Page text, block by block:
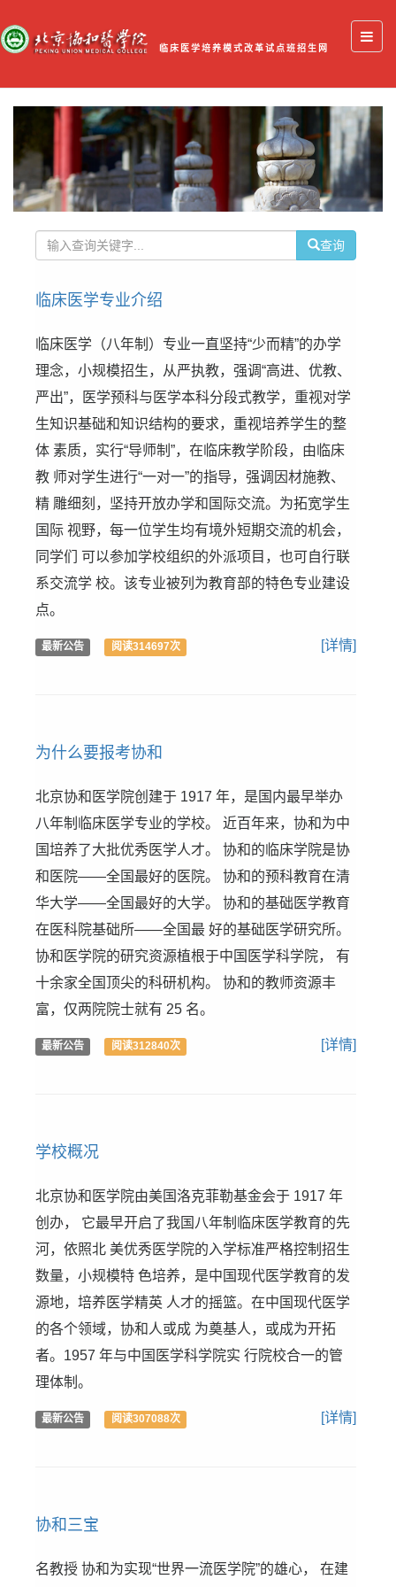
临床医学培养模式改革试点班招生网
查询
临床医学专业介绍
临床医学（八年制）专业一直坚持“少而精”的办学
理念，小规模招生，从严执教，强调“高进、优教、
严出”，医学预科与医学本科分段式教学，重视对学
生知识基础和知识结构的要求，重视培养学生的整
体 素质，实行“导师制”，在临床教学阶段，由临床
教 师对学生进行“一对一”的指导，强调因材施教、
精 雕细刻，坚持开放办学和国际交流。为拓宽学生
国际 视野，每一位学生均有境外短期交流的机会，
同学们 可以参加学校组织的外派项目，也可自行联
系交流学 校。该专业被列为教育部的特色专业建设
点。
最新公告 阅读314697次 [详情]
为什么要报考协和
北京协和医学院创建于 1917 年，是国内最早举办
八年制临床医学专业的学校。 近百年来，协和为中
国培养了大批优秀医学人才。 协和的临床学院是协
和医院——全国最好的医院。 协和的预科教育在清
华大学——全国最好的大学。 协和的基础医学教育
在医科院基础所——全国最 好的基础医学研究所。
协和医学院的研究资源植根于中国医学科学院， 有
十余家全国顶尖的科研机构。 协和的教师资源丰
富，仅两院院士就有 25 名。
最新公告 阅读312840次 [详情]
学校概况
北京协和医学院由美国洛克菲勒基金会于 1917 年
创办， 它最早开启了我国八年制临床医学教育的先
河，依照北 美优秀医学院的入学标准严格控制招生
数量，小规模特 色培养，是中国现代医学教育的发
源地，培养医学精英 人才的摇篮。在中国现代医学
的各个领域，协和人或成 为奠基人，或成为开拓
者。1957 年与中国医学科学院实 行院校合一的管
理体制。
最新公告 阅读307088次 [详情]
协和三宝
名教授 协和为实现“世界一流医学院”的雄心， 在建